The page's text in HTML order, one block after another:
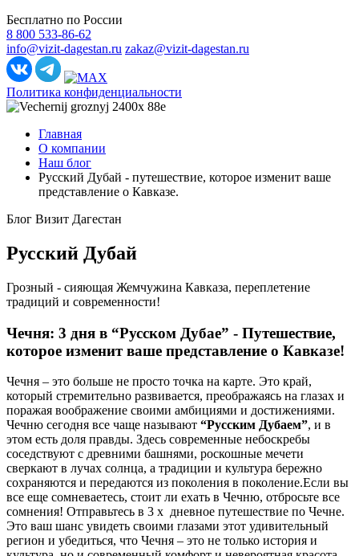
Бесплатно по России
8 800 533-86-62
info@vizit-dagestan.ru zakaz@vizit-dagestan.ru
Политика конфиденциальности
Главная
О компании
Наш блог
Русский Дубай - путешествие, которое изменит ваше
представление о Кавказе.
Блог Визит Дагестан
Русский Дубай
Грозный - сияющая Жемчужина Кавказа, переплетение
традиций и современности!
Чечня: 3 дня в “Русском Дубае” - Путешествие,
которое изменит ваше представление о Кавказе!
Чечня – это больше не просто точка на карте. Это край,
который стремительно развивается, преображаясь на глазах и
поражая воображение своими амбициями и достижениями.
Чечню сегодня все чаще называют “Русским Дубаем”, и в
этом есть доля правды. Здесь современные небоскребы
соседствуют с древними башнями, роскошные мечети
сверкают в лучах солнца, а традиции и культура бережно
сохраняются и передаются из поколения в поколение.Если вы
все еще сомневаетесь, стоит ли ехать в Чечню, отбросьте все
сомнения! Отправьтесь в 3 х дневное путешествие по Чечне.
Это ваш шанс увидеть своими глазами этот удивительный
регион и убедиться, что Чечня – это не только история и